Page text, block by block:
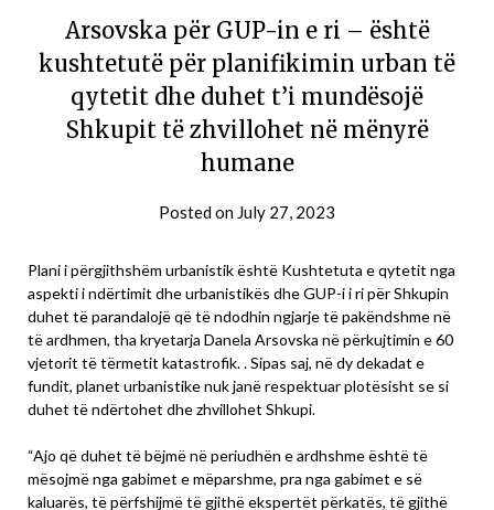
Arsovska për GUP-in e ri – është
kushtetutë për planifikimin urban të
qytetit dhe duhet t’i mundësojë
Shkupit të zhvillohet në mënyrë
humane
Posted on July 27, 2023
Plani i përgjithshëm urbanistik është Kushtetuta e qytetit nga
aspekti i ndërtimit dhe urbanistikës dhe GUP-i i ri për Shkupin
duhet të parandalojë që të ndodhin ngjarje të pakëndshme në
të ardhmen, tha kryetarja Danela Arsovska në përkujtimin e 60
vjetorit të tërmetit katastrofik. . Sipas saj, në dy dekadat e
fundit, planet urbanistike nuk janë respektuar plotësisht se si
duhet të ndërtohet dhe zhvillohet Shkupi.
“Ajo që duhet të bëjmë në periudhën e ardhshme është të
mësojmë nga gabimet e mëparshme, pra nga gabimet e së
kaluarës, të përfshijmë të gjithë ekspertët përkatës, të gjithë